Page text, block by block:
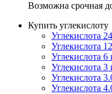
Возможна срочная
Купить углекислоту
Углекислота
Углекислота
Углекислота 6
Углекислота 3
Углекислота
Углекислота